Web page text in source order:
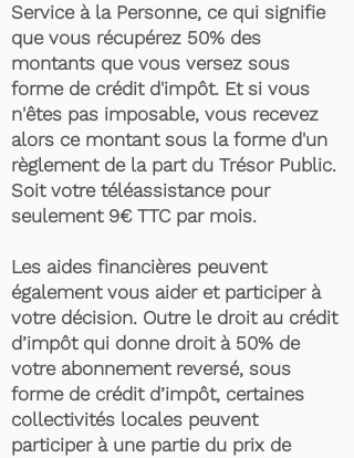
Service à la Personne, ce qui signifie
que vous récupérez 50% des
montants que vous versez sous
forme de crédit d'impôt. Et si vous
n'êtes pas imposable, vous recevez
alors ce montant sous la forme d'un
règlement de la part du Trésor Public.
Soit votre téléassistance pour
seulement 9€ TTC par mois.
Les aides financières peuvent
également vous aider et participer à
votre décision. Outre le droit au crédit
d’impôt qui donne droit à 50% de
votre abonnement reversé, sous
forme de crédit d’impôt, certaines
collectivités locales peuvent
participer à une partie du prix de